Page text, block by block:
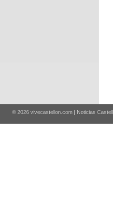
© 2026 vivecastellon.com | Noticias